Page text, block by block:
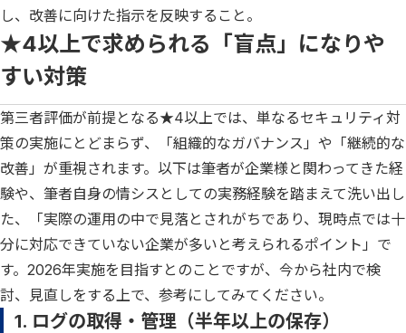
し、改善に向けた指示を反映すること。
★4以上で求められる「盲点」になりや
すい対策
第三者評価が前提となる★4以上では、単なるセキュリティ対
策の実施にとどまらず、「組織的なガバナンス」や「継続的な
改善」が重視されます。以下は筆者が企業様と関わってきた経
験や、筆者自身の情シスとしての実務経験を踏まえて洗い出し
た、「実際の運用の中で見落とされがちであり、現時点では十
分に対応できていない企業が多いと考えられるポイント」で
す。2026年実施を目指すとのことですが、今から社内で検
討、見直しをする上で、参考にしてみてください。
1. ログの取得・管理（半年以上の保存）